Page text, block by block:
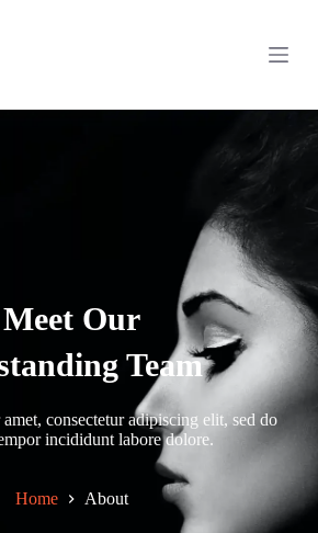
Meet Our
Team
consectetur adipiscing elit, sed do
incididunt labore dolore.
Home About